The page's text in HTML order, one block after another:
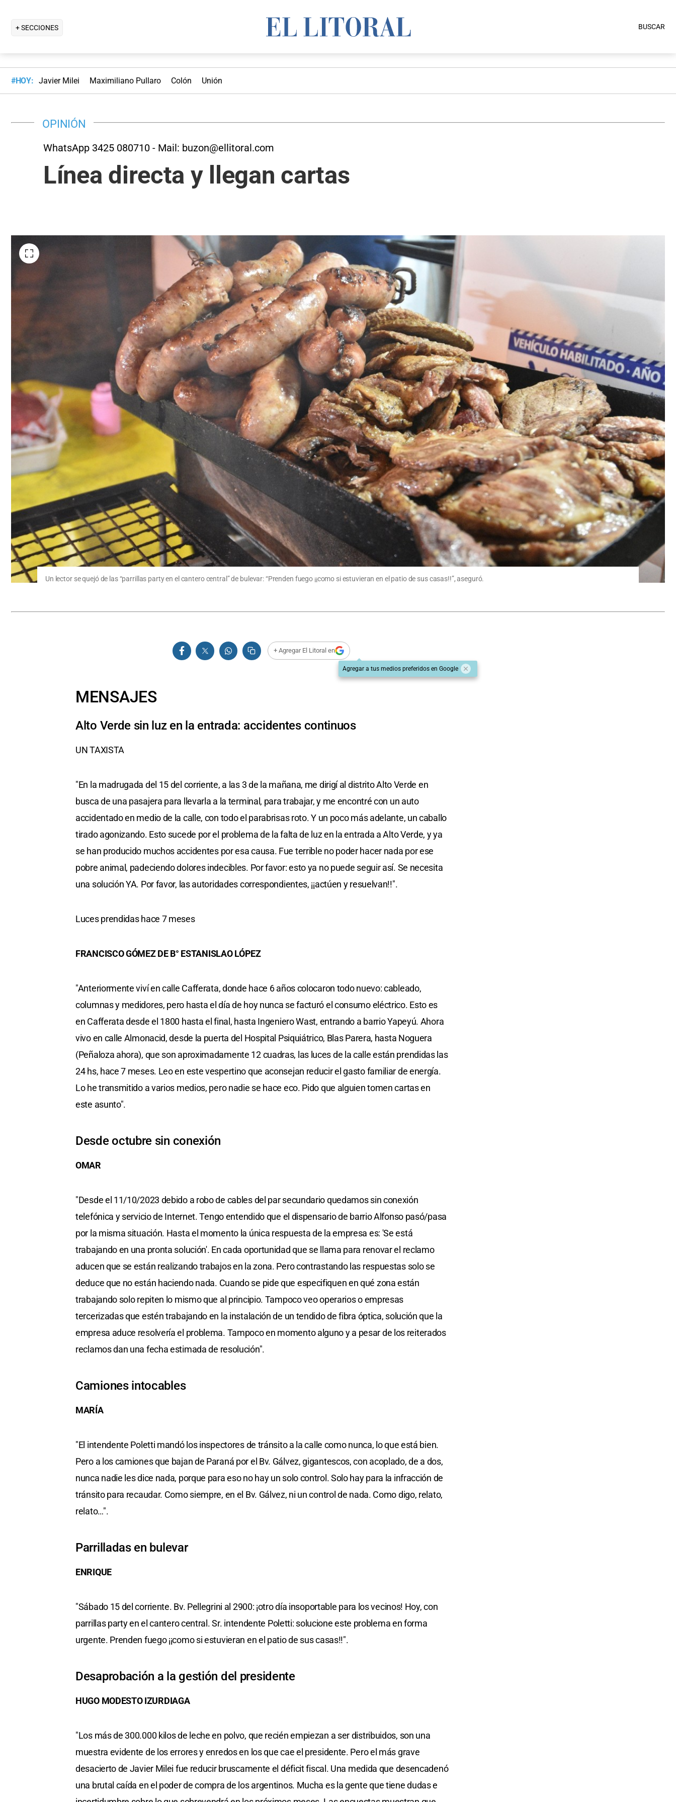
+ SECCIONES BUSCAR
#HOY: Javier Milei Maximiliano Pullaro Colón Unión
OPINIÓN
WhatsApp 3425 080710 - Mail: buzon@ellitoral.com
Línea directa y llegan cartas
Un lector se quejó de las “parrillas party en el cantero central” de bulevar: “Prenden fuego ¡¡como si estuvieran en el patio de sus casas!!”, aseguró.
+ Agregar El Litoral en
Agregar a tus medios preferidos en Google
MENSAJES
Alto Verde sin luz en la entrada: accidentes continuos
UN TAXISTA
"En la madrugada del 15 del corriente, a las 3 de la mañana, me dirigí al distrito Alto Verde en
busca de una pasajera para llevarla a la terminal, para trabajar, y me encontré con un auto
accidentado en medio de la calle, con todo el parabrisas roto. Y un poco más adelante, un caballo
tirado agonizando. Esto sucede por el problema de la falta de luz en la entrada a Alto Verde, y ya
se han producido muchos accidentes por esa causa. Fue terrible no poder hacer nada por ese
pobre animal, padeciendo dolores indecibles. Por favor: esto ya no puede seguir así. Se necesita
una solución YA. Por favor, las autoridades correspondientes, ¡¡actúen y resuelvan!!".
Luces prendidas hace 7 meses
FRANCISCO GÓMEZ DE B° ESTANISLAO LÓPEZ
"Anteriormente viví en calle Cafferata, donde hace 6 años colocaron todo nuevo: cableado,
columnas y medidores, pero hasta el día de hoy nunca se facturó el consumo eléctrico. Esto es
en Cafferata desde el 1800 hasta el final, hasta Ingeniero Wast, entrando a barrio Yapeyú. Ahora
vivo en calle Almonacid, desde la puerta del Hospital Psiquiátrico, Blas Parera, hasta Noguera
(Peñaloza ahora), que son aproximadamente 12 cuadras, las luces de la calle están prendidas las
24 hs, hace 7 meses. Leo en este vespertino que aconsejan reducir el gasto familiar de energía.
Lo he transmitido a varios medios, pero nadie se hace eco. Pido que alguien tomen cartas en
este asunto".
Desde octubre sin conexión
OMAR
"Desde el 11/10/2023 debido a robo de cables del par secundario quedamos sin conexión
telefónica y servicio de Internet. Tengo entendido que el dispensario de barrio Alfonso pasó/pasa
por la misma situación. Hasta el momento la única respuesta de la empresa es: 'Se está
trabajando en una pronta solución'. En cada oportunidad que se llama para renovar el reclamo
aducen que se están realizando trabajos en la zona. Pero contrastando las respuestas solo se
deduce que no están haciendo nada. Cuando se pide que especifiquen en qué zona están
trabajando solo repiten lo mismo que al principio. Tampoco veo operarios o empresas
tercerizadas que estén trabajando en la instalación de un tendido de fibra óptica, solución que la
empresa aduce resolvería el problema. Tampoco en momento alguno y a pesar de los reiterados
reclamos dan una fecha estimada de resolución".
Camiones intocables
MARÍA
"El intendente Poletti mandó los inspectores de tránsito a la calle como nunca, lo que está bien.
Pero a los camiones que bajan de Paraná por el Bv. Gálvez, gigantescos, con acoplado, de a dos,
nunca nadie les dice nada, porque para eso no hay un solo control. Solo hay para la infracción de
tránsito para recaudar. Como siempre, en el Bv. Gálvez, ni un control de nada. Como digo, relato,
relato…".
Parrilladas en bulevar
ENRIQUE
"Sábado 15 del corriente. Bv. Pellegrini al 2900: ¡otro día insoportable para los vecinos! Hoy, con
parrillas party en el cantero central. Sr. intendente Poletti: solucione este problema en forma
urgente. Prenden fuego ¡¡como si estuvieran en el patio de sus casas!!".
Desaprobación a la gestión del presidente
HUGO MODESTO IZURDIAGA
"Los más de 300.000 kilos de leche en polvo, que recién empiezan a ser distribuidos, son una
muestra evidente de los errores y enredos en los que cae el presidente. Pero el más grave
desacierto de Javier Milei fue reducir bruscamente el déficit fiscal. Una medida que desencadenó
una brutal caída en el poder de compra de los argentinos. Mucha es la gente que tiene dudas e